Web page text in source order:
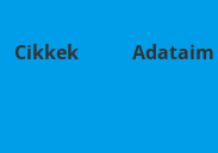
Cikkek Adataim